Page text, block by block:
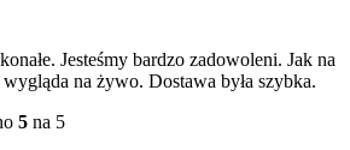
Jesteśmy bardzo zadowoleni. Jak na
na żywo. Dostawa była szybka.
5 na 5